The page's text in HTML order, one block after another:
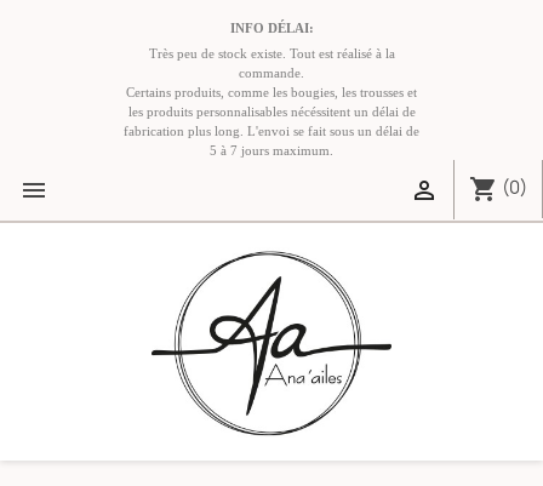
INFO DÉLAI:
Très peu de stock existe. Tout est réalisé à la
commande.
Certains produits, comme les bougies, les trousses et
les produits personnalisables nécéssitent un délai de
fabrication plus long. L'envoi se fait sous un délai de
5 à 7 jours maximum.
 shopping_cart (0)
